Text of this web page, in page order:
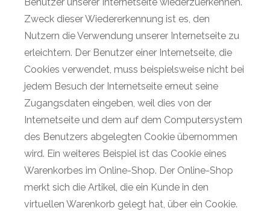
Zweck dieser Wiedererkennung ist es, den
Nutzern die Verwendung unserer Internetseite zu
erleichtern. Der Benutzer einer Internetseite, die
Cookies verwendet, muss beispielsweise nicht bei
jedem Besuch der Internetseite erneut seine
Zugangsdaten eingeben, weil dies von der
Internetseite und dem auf dem Computersystem
des Benutzers abgelegten Cookie übernommen
wird. Ein weiteres Beispiel ist das Cookie eines
Warenkorbes im Online-Shop. Der Online-Shop
merkt sich die Artikel, die ein Kunde in den
virtuellen Warenkorb gelegt hat, über ein Cookie.